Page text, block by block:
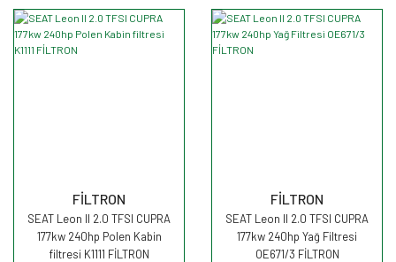
FİLTRON
SEAT Leon II 2.0 TFSI CUPRA
177kw 240hp Polen Kabin
filtresi K1111 FİLTRON
FİLTRON
SEAT Leon II 2.0 TFSI CUPRA
177kw 240hp Yağ Filtresi
OE671/3 FİLTRON